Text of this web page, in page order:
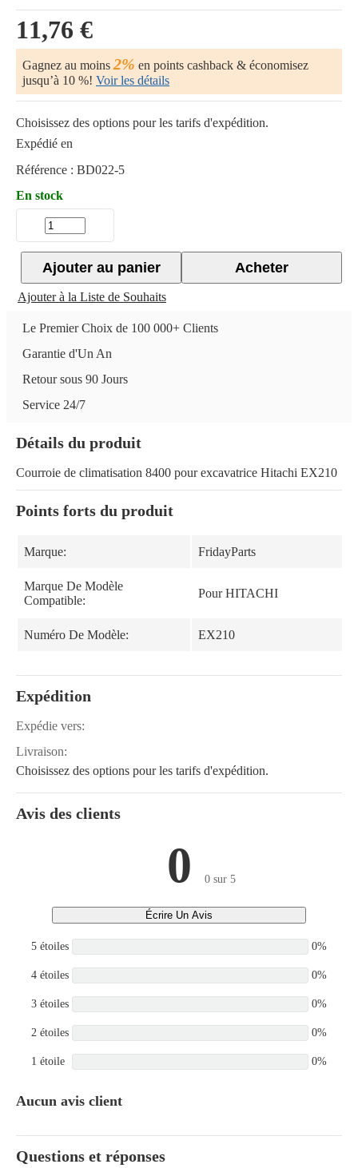
11,76 €
Gagnez au moins 2% en points cashback & économisez
jusqu’à 10 %! Voir les détails
Choisissez des options pour les tarifs d'expédition.
Expédié en
Référence : BD022-5
En stock
Acheter
Ajouter au panier
Ajouter à la Liste de Souhaits
Le Premier Choix de 100 000+ Clients
Garantie d'Un An
Retour sous 90 Jours
Service 24/7
Détails du produit
Courroie de climatisation 8400 pour excavatrice Hitachi EX210
Points forts du produit
Marque: FridayParts
Marque De Modèle
Compatible:
Pour HITACHI
Numéro De Modèle: EX210
Expédition
Expédie vers:
Livraison:
Choisissez des options pour les tarifs d'expédition.
Avis des clients
0 0 sur 5
Écrire Un Avis
5 étoiles 0%
4 étoiles 0%
3 étoiles 0%
2 étoiles 0%
1 étoile 0%
Aucun avis client
Questions et réponses